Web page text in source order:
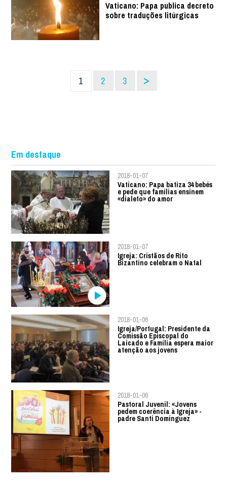
Vaticano: Papa publica decreto
sobre traduções litúrgicas
1 2 3 >
Em destaque
2018-01-07
Vaticano: Papa batiza 34 bebés
e pede que famílias ensinem
«dialeto» do amor
2018-01-07
Igreja: Cristãos de Rito
Bizantino celebram o Natal
2018-01-06
Igreja/Portugal: Presidente da
Comissão Episcopal do
Laicado e Família espera maior
atenção aos jovens
2018-01-06
Pastoral Juvenil: «Jovens
pedem coerência à Igreja» -
padre Santi Dominguez